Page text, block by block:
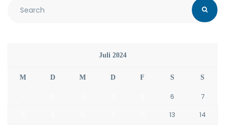
Juli 2024
M D M D F S S
6
7
13
14